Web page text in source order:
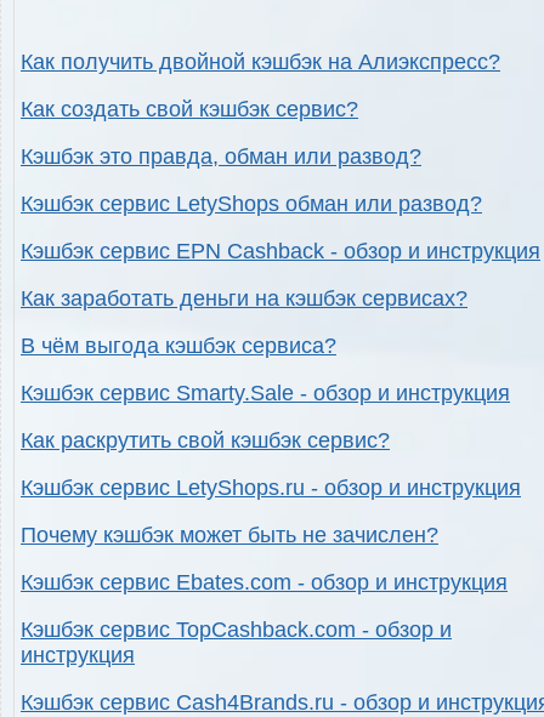
Как получить двойной кэшбэк на Алиэкспресс?
Как создать свой кэшбэк сервис?
Кэшбэк это правда, обман или развод?
Кэшбэк сервис LetyShops обман или развод?
Кэшбэк сервис EPN Cashback - обзор и инструкция
Как заработать деньги на кэшбэк сервисах?
В чём выгода кэшбэк сервиса?
Кэшбэк сервис Smarty.Sale - обзор и инструкция
Как раскрутить свой кэшбэк сервис?
Кэшбэк сервис LetyShops.ru - обзор и инструкция
Почему кэшбэк может быть не зачислен?
Кэшбэк сервис Ebates.com - обзор и инструкция
Кэшбэк сервис TopCashback.com - обзор и
инструкция
Кэшбэк сервис Cash4Brands.ru - обзор и